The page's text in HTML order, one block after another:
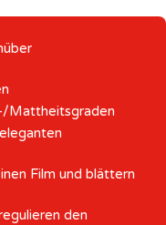
Mattheitsgraden
Film und blättern
den